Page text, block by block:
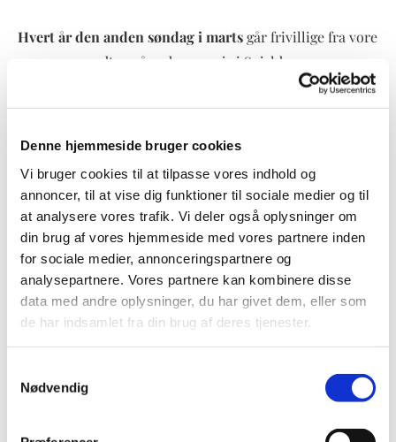
Denne hjemmeside bruger cookies
Vi bruger cookies til at tilpasse vores indhold og
annoncer, til at vise dig funktioner til sociale medier og til
at analysere vores trafik. Vi deler også oplysninger om
din brug af vores hjemmeside med vores partnere inden
for sociale medier, annonceringspartnere og
analysepartnere. Vores partnere kan kombinere disse
data med andre oplysninger, du har givet dem, eller som
de har indsamlet fra din brug af deres tjenester.
Nødvendig
Hvert år den anden søndag i martsgår frivillige fra vore
sogne en rundtur på gader og veje i Spjald og omegn -
landsdækkende sogneindsamling.
kan gøre noget for at samle. Sammen. Når vi bidrager til
Folkekirkens Nødhjælps sogneindsamling, tager vi del i
noget, som rækker mening og håb hen over
landegrænser.
I 2026 bliver sogneindsamlingen søndag den 8. marts
Nødhjælp: Vi redder liv, når katastrofen rammer.